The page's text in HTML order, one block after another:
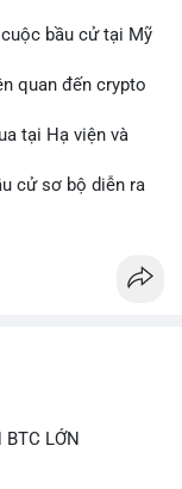
bầu cử tại Mỹ
quan đến crypto
tại Hạ viện và
cử sơ bộ diễn ra
BTC LỚN